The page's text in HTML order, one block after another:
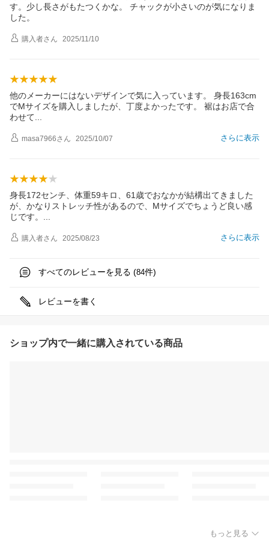
す。少し長さがもたつくかな。 チャックが小さいのが気になりま
した。
購入者さん 2025/11/10
他のメーカーにはないデザインで気に入っています。 身長163cm
でMサイズを購入しましたが、丁度よかったです。 裾はお店で合
わせて
さらに表示
masa7966さん 2025/10/07
身長172センチ、体重59キロ、61歳でおなかが結構出てきました
が、かなりストレッチ性があるので、Mサイズでちょうど良い感
じです。
さらに表示
購入者さん 2025/08/23
すべてのレビューを見る (84件)
レビューを書く
ショップ内で一緒に購入されている商品
もっと見る